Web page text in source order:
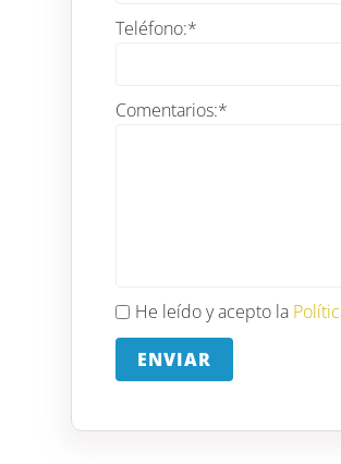
Teléfono:*
Comentarios:*
He leído y acepto la
ENVIAR